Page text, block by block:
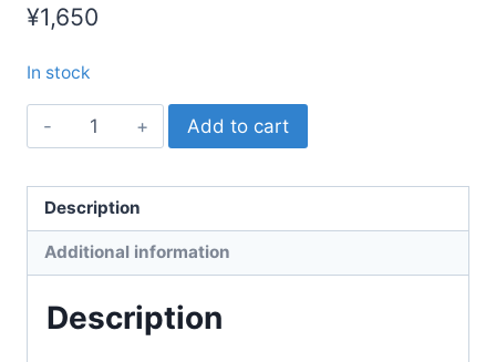
¥1,650
In stock
DJ
SIRCH
SLOW
DOWN
品
Add to cart
Description
Additional information
Description